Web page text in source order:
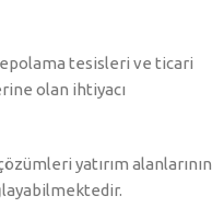
tesisleri ve ticari
olan ihtiyacı
yatırım alanlarının